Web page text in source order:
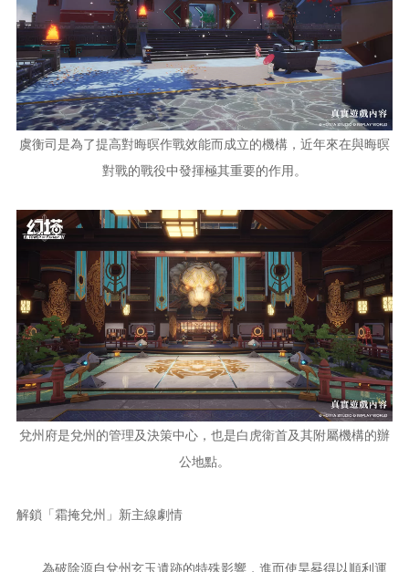
虞衡司是為了提高對晦暝作戰效能而成立的機構，近年來在與晦暝
對戰的戰役中發揮極其重要的作用。
兌州府是兌州的管理及決策中心，也是白虎衛首及其附屬機構的辦
公地點。
解鎖「霜掩兌州」新主線劇情
為破除源自兌州玄玉遺跡的特殊影響，進而使昊晷得以順利運